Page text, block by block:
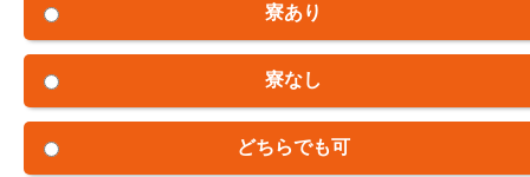
寮あり
寮なし
どちらでも可